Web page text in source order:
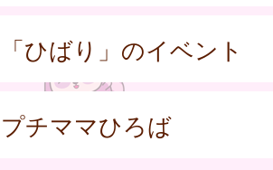
「ひばり」のイベント
プチママひろば